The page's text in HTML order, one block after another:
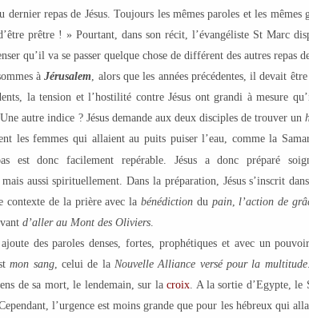
dernier repas de Jésus. Toujours les mêmes paroles et les mêmes
prêtre ! » Pourtant, dans son récit, l’évangéliste St Marc
qu’il va se passer quelque chose de différent des autres repas
àJérusalem , alors que les années précédentes, il devait
la tension et l’hostilité contre Jésus ont grandi à mesure
autre indice ? Jésus demande aux deux disciples de trouver un
les femmes qui allaient au puits puiser l’eau, comme la
est donc facilement repérable. Jésus a donc préparé
aussi spirituellement. Dans la préparation, Jésus s’inscrit
contexte de la prière avec la bénédiction du pain, l’action de
d’aller au Mont des Oliviers
ajoute des paroles denses, fortes, prophétiques et avec un
mon sang, celui de la Nouvelle Alliance versé pour la multitude
de sa mort, le lendemain, sur lacroix . A la sortie d’Egypte, le
l’urgence est moins grande que pour les hébreux qui